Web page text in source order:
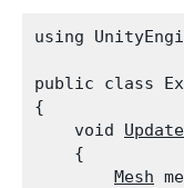
using
public class
{
    void
Update
    {
Mesh